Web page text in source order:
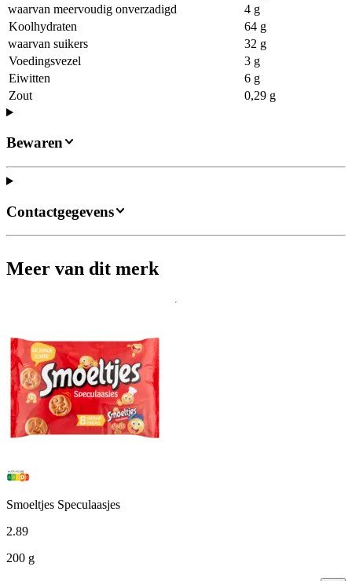
waarvan meervoudig onverzadigd
4 g
Koolhydraten
64 g
waarvan suikers
32 g
Voedingsvezel
3 g
Eiwitten
6 g
Zout
0,29 g
Bewaren
Contactgegevens
Meer van dit merk
Smoeltjes Speculaasjes
2.89
200 g